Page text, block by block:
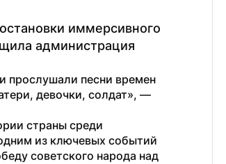
иммерсивного
администрация
прослушали песни времен
девочки, солдат», —
страны среди
из ключевых событий
советского народа над